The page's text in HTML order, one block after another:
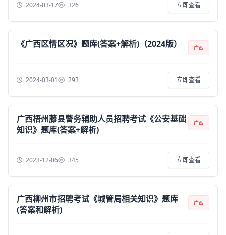
2024-03-17 326 立即查看
《广西区情区况》题库(答案+解析)（2024版） 广西
2024-03-01 293 立即查看
广西梧州藤县警务辅助人员招聘考试《公安基础
知识》题库(答案+解析)
广西
2023-12-06 345 立即查看
广西柳州市招聘考试《城管局相关知识》题库
(答案和解析)
广西